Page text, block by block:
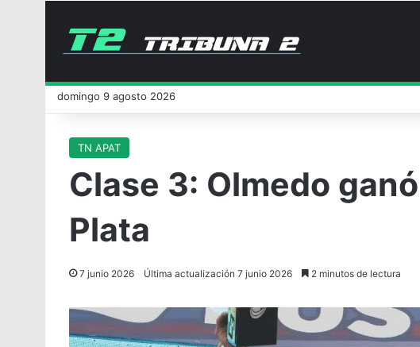
domingo 9 agosto 2026
TN APAT
Clase 3: Olmedo
Plata
7 junio 2026 Última actualización 7 junio 2026 2 minutos de lectura